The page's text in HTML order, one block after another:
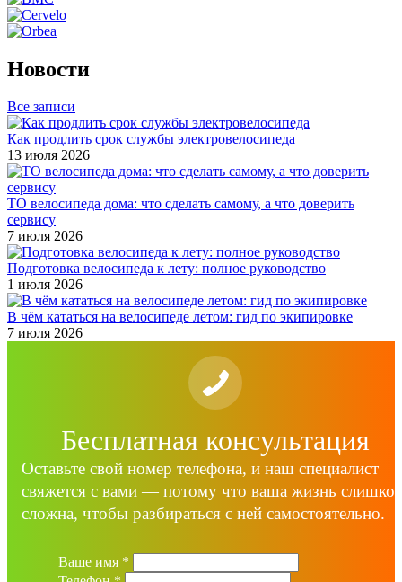
Новости
Все записи
Как продлить срок службы электровелосипеда
13 июля 2026
ТО велосипеда дома: что сделать самому, а что доверить
сервису
7 июля 2026
Подготовка велосипеда к лету: полное руководство
1 июля 2026
В чём кататься на велосипеде летом: гид по экипировке
7 июля 2026
Бесплатная консультация
Оставьте свой номер телефона, и наш специалист
свяжется с вами — потому что ваша жизнь
сложна, чтобы разбираться с ней самостоятельно.
Ваше имя *